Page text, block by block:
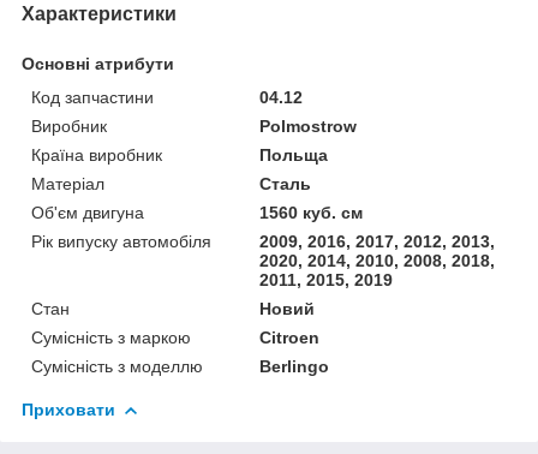
Характеристики
Основні атрибути
Код запчастини
04.12
Виробник
Polmostrow
Країна виробник
Польща
Матеріал
Сталь
Об'єм двигуна
1560 куб. см
Рік випуску автомобіля
2009, 2016, 2017, 2012, 2013,
2020, 2014, 2010, 2008, 2018,
2011, 2015, 2019
Стан
Новий
Сумісність з маркою
Citroen
Сумісність з моделлю
Berlingo
Приховати